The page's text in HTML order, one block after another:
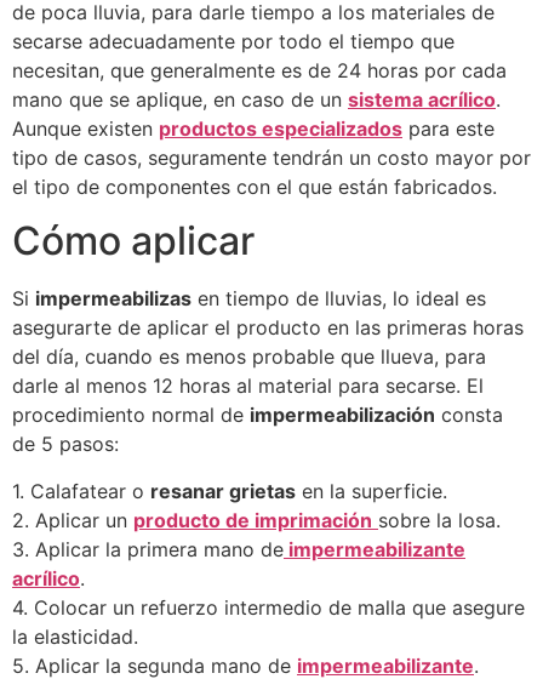
de poca lluvia, para darle tiempo a los materiales de
secarse adecuadamente por todo el tiempo que
necesitan, que generalmente es de 24 horas por cada
mano que se aplique, en caso de un sistema acrílico.
Aunque existen productos especializados para este
tipo de casos, seguramente tendrán un costo mayor por
el tipo de componentes con el que están fabricados.
Cómo aplicar
Si impermeabilizas en tiempo de lluvias, lo ideal es
asegurarte de aplicar el producto en las primeras horas
del día, cuando es menos probable que llueva, para
darle al menos 12 horas al material para secarse. El
procedimiento normal de impermeabilización consta
de 5 pasos:
1. Calafatear o resanar grietas en la superficie.
2. Aplicar un producto de imprimación sobre la losa.
3. Aplicar la primera mano de impermeabilizante
acrílico.
4. Colocar un refuerzo intermedio de malla que asegure
la elasticidad.
5. Aplicar la segunda mano de impermeabilizante.